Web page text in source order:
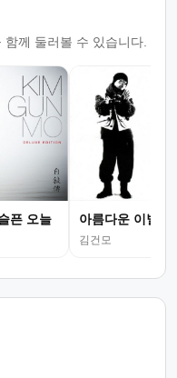
께 둘러볼 수 있습니다.
픈 오늘 아름다운 이별
김건모